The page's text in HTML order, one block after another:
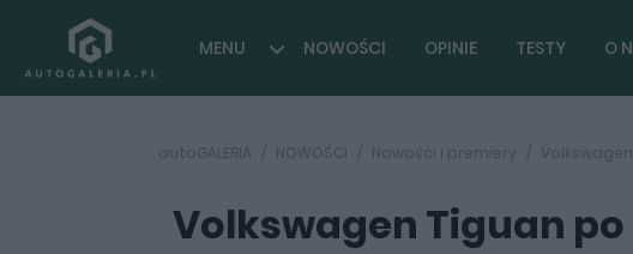
MENU NOWOŚCI OPINIE TESTY O
autoGALERIA NOWOŚCI Nowości i premiery
Volkswagen Tiguan